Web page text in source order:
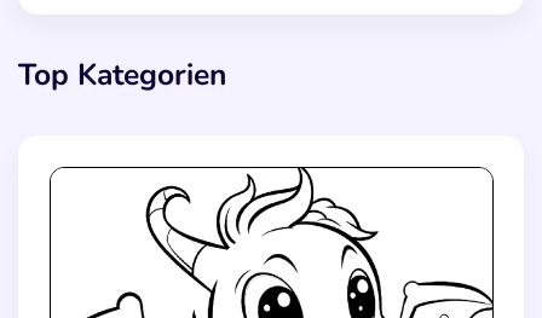
Top Kategorien